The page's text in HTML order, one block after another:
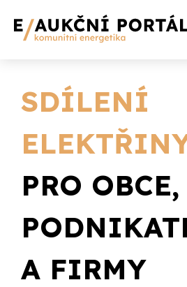
SDÍLENÍ
PRO OBCE,
A FIRMY